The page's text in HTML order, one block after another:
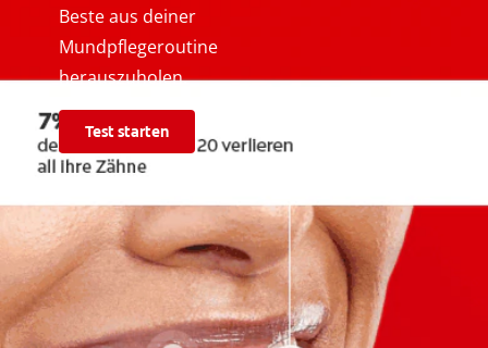
Beste aus deiner
Mundpflegeroutine
herauszuholen.
Test starten